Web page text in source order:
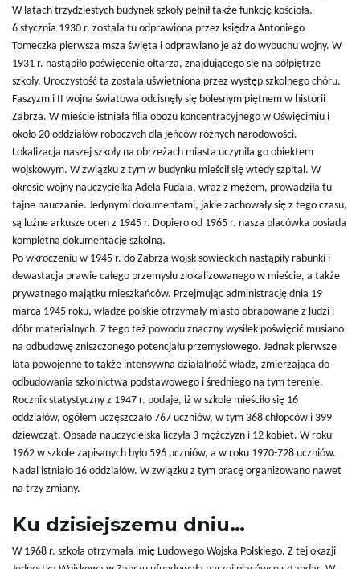
W latach trzydziestych budynek szkoły pełnił także funkcję kościoła.
6 stycznia 1930 r. została tu odprawiona przez księdza Antoniego
Tomeczka pierwsza msza święta i odprawiano je aż do wybuchu wojny. W
1931 r. nastąpiło poświęcenie ołtarza, znajdującego się na półpiętrze
szkoły. Uroczystość ta została uświetniona przez występ szkolnego chóru.
Faszyzm i II wojna światowa odcisnęły się bolesnym piętnem w historii
Zabrza. W mieście istniała filia obozu koncentracyjnego w Oświęcimiu i
około 20 oddziałów roboczych dla jeńców różnych narodowości.
Lokalizacja naszej szkoły na obrzeżach miasta uczyniła go obiektem
wojskowym. W związku z tym w budynku mieścił się wtedy szpital. W
okresie wojny nauczycielka Adela Fudala, wraz z mężem, prowadziła tu
tajne nauczanie. Jedynymi dokumentami, jakie zachowały się z tego czasu,
są luźne arkusze ocen z 1945 r. Dopiero od 1965 r. nasza placówka posiada
kompletną dokumentację szkolną.
Po wkroczeniu w 1945 r. do Zabrza wojsk sowieckich nastąpiły rabunki i
dewastacja prawie całego przemysłu zlokalizowanego w mieście, a także
prywatnego majątku mieszkańców. Przejmując administrację dnia 19
marca 1945 roku, władze polskie otrzymały miasto obrabowane z ludzi i
dóbr materialnych. Z tego też powodu znaczny wysiłek poświęcić musiano
na odbudowę zniszczonego potencjału przemysłowego. Jednak pierwsze
lata powojenne to także intensywna działalność władz, zmierzająca do
odbudowania szkolnictwa podstawowego i średniego na tym terenie.
Rocznik statystyczny z 1947 r. podaje, iż w szkole mieściło się 16
oddziałów, ogółem uczęszczało 767 uczniów, w tym 368 chłopców i 399
dziewcząt. Obsada nauczycielska liczyła 3 mężczyzn i 12 kobiet. W roku
1962 w szkole zapisanych było 596 uczniów, a w roku 1970-728 uczniów.
Nadal istniało 16 oddziałów. W związku z tym pracę organizowano nawet
na trzy zmiany.
Ku dzisiejszemu dniu…
W 1968 r. szkoła otrzymała imię Ludowego Wojska Polskiego. Z tej okazji